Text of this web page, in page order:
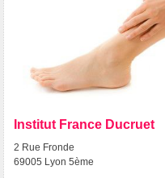
Institut France Ducruet
2 Rue Fronde
69005 Lyon 5ème